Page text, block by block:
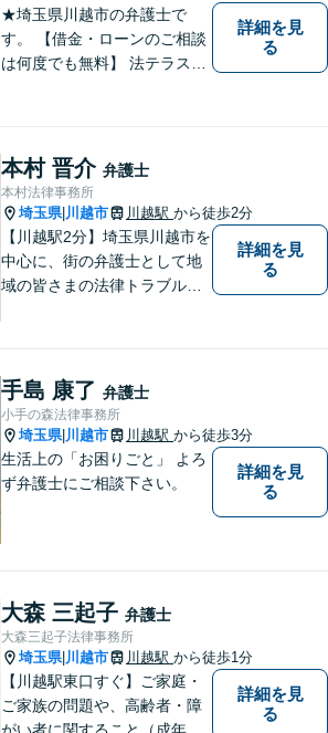
★埼玉県川越市の弁護士で
す。 【借金・ローンのご相談
は何度でも無料】 法テラス契
詳細を見
る
本村 晋介 弁護士
本村法律事務所
埼玉県| 川越市 川越駅 から徒歩2分
【川越駅2分】埼玉県川越市を
中心に、街の弁護士として地
域の皆さまの法律トラブル解
どうぞお気軽にご相談くださ
い。
詳細を見
る
手島 康了 弁護士
小手の森法律事務所
埼玉県| 川越市 川越駅 から徒歩3分
生活上の「お困りごと」 よろ
ず弁護士にご相談下さい。
詳細を見
る
大森 三起子 弁護士
大森三起子法律事務所
埼玉県| 川越市 川越駅 から徒歩1分
【川越駅東口すぐ】ご家庭・
ご家族の問題や、高齢者・障
がい者に関すること（成年後
詳細を見
る